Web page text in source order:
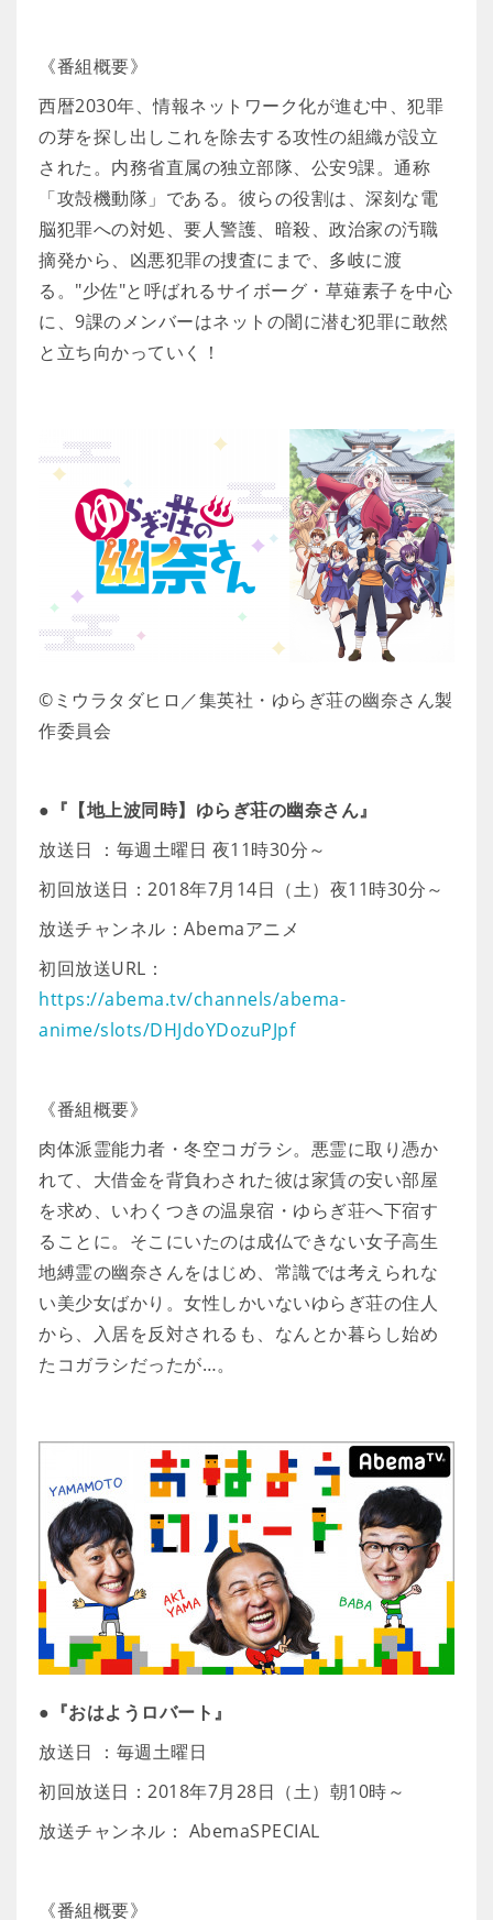
《番組概要》
西暦2030年、情報ネットワーク化が進む中、犯罪
の芽を探し出しこれを除去する攻性の組織が設立
された。内務省直属の独立部隊、公安9課。通称
「攻殻機動隊」である。彼らの役割は、深刻な電
脳犯罪への対処、要人警護、暗殺、政治家の汚職
摘発から、凶悪犯罪の捜査にまで、多岐に渡
る。"少佐"と呼ばれるサイボーグ・草薙素子を中心
に、9課のメンバーはネットの闇に潜む犯罪に敢然
と立ち向かっていく！
©ミウラタダヒロ／集英社・ゆらぎ荘の幽奈さん製
作委員会
●『【地上波同時】ゆらぎ荘の幽奈さん』
放送日 ：毎週土曜日 夜11時30分～
初回放送日：2018年7月14日（土）夜11時30分～
放送チャンネル：Abemaアニメ
初回放送URL：
https://abema.tv/channels/abema-
anime/slots/DHJdoYDozuPJpf
《番組概要》
肉体派霊能力者・冬空コガラシ。悪霊に取り憑か
れて、大借金を背負わされた彼は家賃の安い部屋
を求め、いわくつきの温泉宿・ゆらぎ荘へ下宿す
ることに。そこにいたのは成仏できない女子高生
地縛霊の幽奈さんをはじめ、常識では考えられな
い美少女ばかり。女性しかいないゆらぎ荘の住人
から、入居を反対されるも、なんとか暮らし始め
たコガラシだったが…。
●『おはようロバート』
放送日 ：毎週土曜日
初回放送日：2018年7月28日（土）朝10時～
放送チャンネル： AbemaSPECIAL
《番組概要》